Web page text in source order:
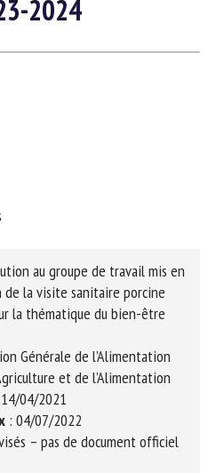
2023-2024
au groupe de travail mis
de la visite sanitaire
sur la thématique du
Générale de l’Alimentation
et de l’Alimentation
04/2021
: 04/07/2022
– pas de document
j'accepte que les
dans le cadre de la
obligatoires